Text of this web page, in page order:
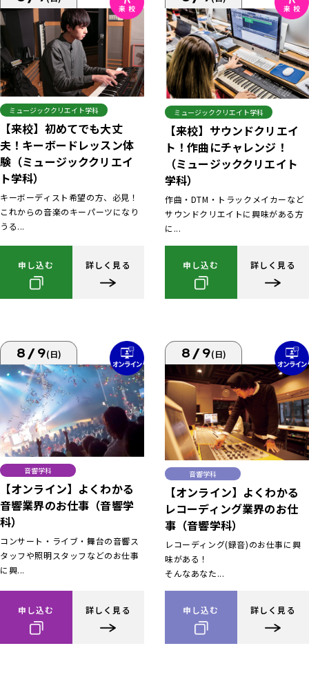
ミュージッククリエイト学科
【来校】初めてでも大丈
夫！キーボードレッスン体
験（ミュージッククリエイ
ト学科）
キーボーディスト希望の方、必見！
これからの音楽のキーパーツになり
うる...
申し込む 詳しく見る
ミュージッククリエイト学科
【来校】サウンドクリエイ
ト！作曲にチャレンジ！
（ミュージッククリエイト
学科）
作曲・DTM・トラックメイカーなど
サウンドクリエイトに興味がある方
に...
申し込む 詳しく見る
8/9(日)
音響学科
【オンライン】よくわかる
音響業界のお仕事（音響学
科）
コンサート・ライブ・舞台の音響ス
タッフや照明スタッフなどのお仕事
に興...
申し込む 詳しく見る
8/9(日)
音響学科
【オンライン】よくわかる
レコーディング業界のお仕
事（音響学科）
レコーディング(録音)のお仕事に興
味がある！
そんなあなた...
申し込む 詳しく見る